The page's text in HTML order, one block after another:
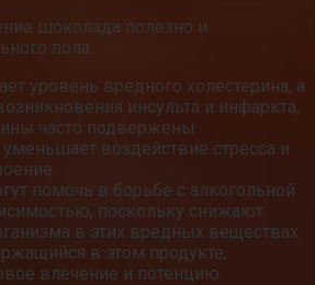
шоколада полезно и
пола.
уровень вредного холестерина, а
инсульта и инфаркта,
часто подвержены.
воздействие стресса и
помочь в борьбе с алкогольной
поскольку снижают
в этих вредных веществах.
в этом продукте,
влечение и потенцию.